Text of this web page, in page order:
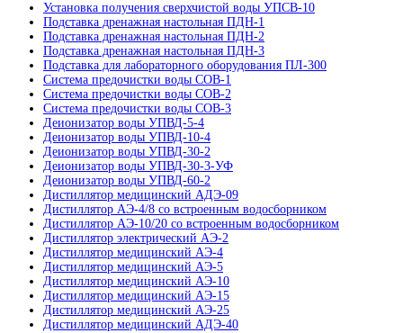
Установка получения сверхчистой воды УПСВ-10
Подставка дренажная настольная ПДН-1
Подставка дренажная настольная ПДН-2
Подставка дренажная настольная ПДН-3
Подставка для лабораторного оборудования ПЛ-300
Система предочистки воды СОВ-1
Система предочистки воды СОВ-2
Система предочистки воды СОВ-3
Деионизатор воды УПВД-5-4
Деионизатор воды УПВД-10-4
Деионизатор воды УПВД-30-2
Деионизатор воды УПВД-30-3-УФ
Деионизатор воды УПВД-60-2
Дистиллятор медицинский АДЭ-09
Дистиллятор АЭ-4/8 со встроенным водосборником
Дистиллятор АЭ-10/20 со встроенным водосборником
Дистиллятор электрический АЭ-2
Дистиллятор медицинский АЭ-4
Дистиллятор медицинский АЭ-5
Дистиллятор медицинский АЭ-10
Дистиллятор медицинский АЭ-15
Дистиллятор медицинский АЭ-25
Дистиллятор медицинский АДЭ-40